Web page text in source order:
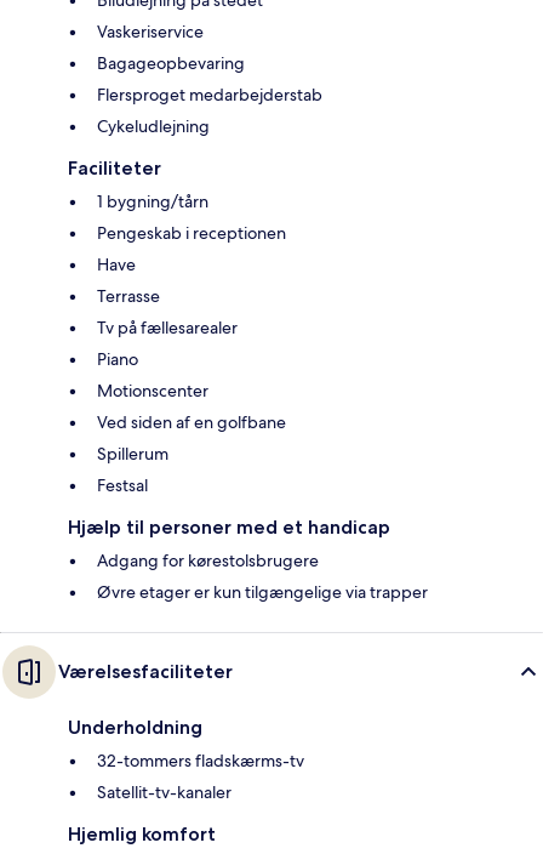
Vaskeriservice
Bagageopbevaring
Flersproget medarbejderstab
Cykeludlejning
Faciliteter
1 bygning/tårn
Pengeskab i receptionen
Have
Terrasse
Tv på fællesarealer
Piano
Motionscenter
Ved siden af en golfbane
Spillerum
Festsal
Hjælp til personer med et handicap
Adgang for kørestolsbrugere
Øvre etager er kun tilgængelige via trapper
Værelsesfaciliteter
Underholdning
32-tommers fladskærms-tv
Satellit-tv-kanaler
Hjemlig komfort